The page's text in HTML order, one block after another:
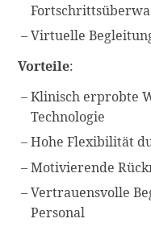
Virtuelle
Vorteile:
Klinisch erprobte
Technologie
Hohe Flexibilität
Motivierende
Vertrauensvolle
Personal